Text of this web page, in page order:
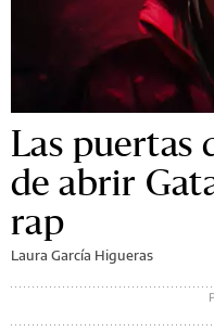
Las puertas
de abrir
rap
Laura García Higueras